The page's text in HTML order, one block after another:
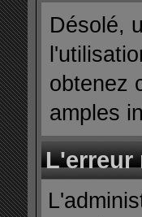
Désolé,
obtenez
amples
L'erreur